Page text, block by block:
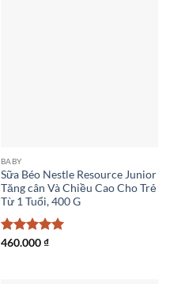
BABY
Sữa Béo Nestle Resource Junior
Tăng cân Và Chiều Cao Cho Trẻ
Từ 1 Tuổi, 400 G
Được xếp
460.000₫